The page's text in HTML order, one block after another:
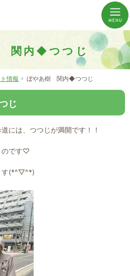
関内◆つつじ
のだけをご提供。介護のことならシェルパへ。
型居宅介護ぼやあ樹
情報 ぼやあ樹 関内◆つつじ
じ
には、つつじが満開です！！
のです♡
す(*^▽^*)